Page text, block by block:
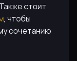
стоит
, чтобы
сочетанию